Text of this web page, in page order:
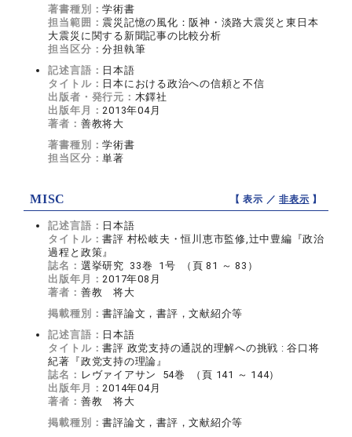
著書種別：学術書
担当範囲： 震災記憶の風化：阪神・淡路大震災と東日本
大震災に関する新聞記事の比較分析
担当区分：分担執筆
記述言語： 日本語
タイトル： 日本における政治への信頼と不信
出版者・発行元： 木鐸社
出版年月：2013年04月
著者： 善教将大
著書種別：学術書
担当区分：単著
MISC 【 表示 ／非表示 】
記述言語： 日本語
タイトル：書評 村松岐夫・恒川恵市監修,辻中豊編『政治
過程と政策』
誌名： 選挙研究 33巻 1号 （頁 81 ～ 83）
出版年月：2017年08月
著者： 善教 将大
掲載種別：書評論文，書評，文献紹介等
記述言語： 日本語
タイトル：書評 政党支持の通説的理解への挑戦 : 谷口将
紀著『政党支持の理論』
誌名： レヴァイアサン 54巻 （頁 141 ～ 144）
出版年月：2014年04月
著者： 善教 将大
掲載種別：書評論文，書評，文献紹介等